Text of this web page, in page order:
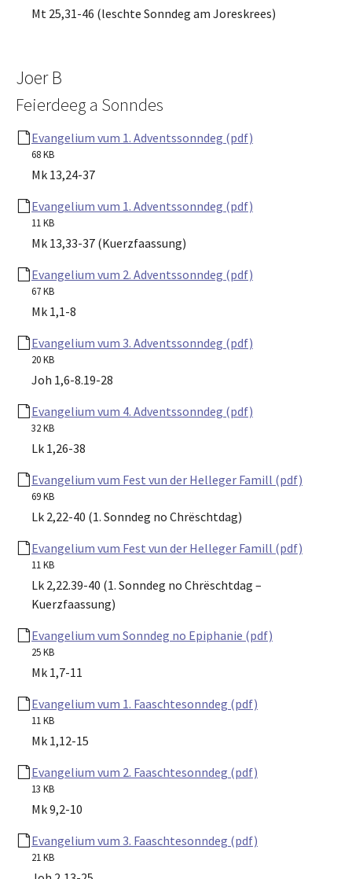
Mt 25,31-46 (leschte Sonndeg am Joreskrees)
Joer B
Feierdeeg a Sonndes
Evangelium vum 1. Adventssonndeg (pdf)
68 KB
Mk 13,24-37
Evangelium vum 1. Adventssonndeg (pdf)
11 KB
Mk 13,33-37 (Kuerzfaassung)
Evangelium vum 2. Adventssonndeg (pdf)
67 KB
Mk 1,1-8
Evangelium vum 3. Adventssonndeg (pdf)
20 KB
Joh 1,6-8.19-28
Evangelium vum 4. Adventssonndeg (pdf)
32 KB
Lk 1,26-38
Evangelium vum Fest vun der Helleger Famill (pdf)
69 KB
Lk 2,22-40 (1. Sonndeg no Chrëschtdag)
Evangelium vum Fest vun der Helleger Famill (pdf)
11 KB
Lk 2,22.39-40 (1. Sonndeg no Chrëschtdag –
Kuerzfaassung)
Evangelium vum Sonndeg no Epiphanie (pdf)
25 KB
Mk 1,7-11
Evangelium vum 1. Faaschtesonndeg (pdf)
11 KB
Mk 1,12-15
Evangelium vum 2. Faaschtesonndeg (pdf)
13 KB
Mk 9,2-10
Evangelium vum 3. Faaschtesonndeg (pdf)
21 KB